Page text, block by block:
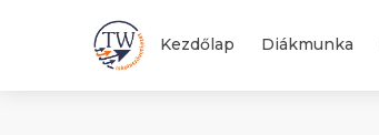
Kezdőlap Diákmunka